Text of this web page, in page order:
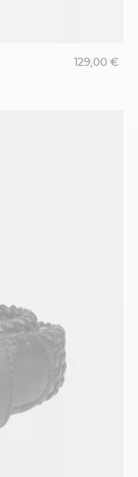
129,00 €